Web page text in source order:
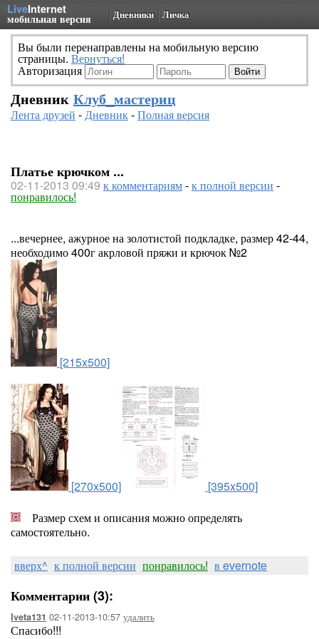
LiveInternet
мобильная версия Дневники Личка
Вы были перенаправлены на мобильную версию
страницы. Вернуться!
Авторизация
Дневник Клуб_мастериц
Лента друзей -Дневник-Полная версия
Платье крючком ...
02-11-2013 09:49 к комментариям-к полной версии -
понравилось!
...вечернее, ажурное на золотистой подкладке, размер 42-44,
необходимо 400г акрловой пряжи и крючок №2
[215x500]
[270x500]
[395x500]
Размер схем и описания можно определять
самостоятельно.
вверх^ к полной версии понравилось! в evernote
Комментарии (3):
Iveta131 02-11-2013-10:57 удалить
Спасибо!!!